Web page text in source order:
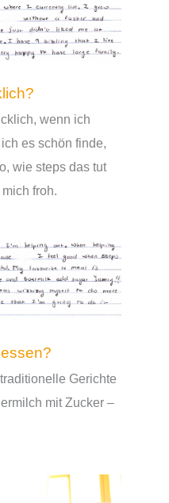
wenn ich
es schön finde,
wie steps das tut
froh.
Gerichte
mit Zucker –